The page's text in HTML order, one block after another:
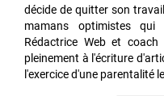
décide de quitter son
mamans optimistes
Rédactrice Web et
pleinement à l'écriture
l'exercice d'une parentalité